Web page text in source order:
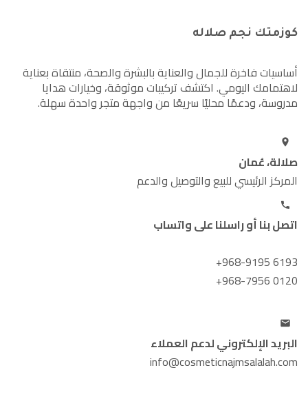
كوزمتك نجم صلاله
أساسيات فاخرة للجمال والعناية بالبشرة والصحة، منتقاة بعناية
لاهتمامك اليومي. اكتشف تركيبات موثوقة، وخيارات هدايا
مدروسة، ودعمًا محليًا سريعًا من واجهة متجر واحدة سهلة.
صلالة، عُمان
المركز الرئيسي للبيع والتوصيل والدعم
اتصل بنا أو راسلنا على واتساب
+968-9195 6193
+968-7956 0120
البريد الإلكتروني لدعم العملاء
info@cosmeticnajmsalalah.com